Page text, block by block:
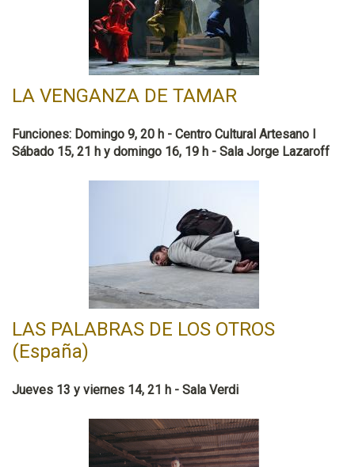
LA VENGANZA DE TAMAR
Funciones: Domingo 9, 20 h - Centro Cultural Artesano l
Sábado 15, 21 h y domingo 16, 19 h - Sala Jorge Lazaroff
LAS PALABRAS DE LOS OTROS
(España)
Jueves 13 y viernes 14, 21 h - Sala Verdi